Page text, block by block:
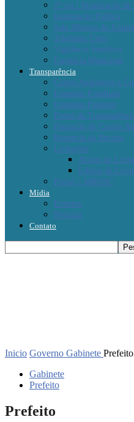
2ª via / Atualização de
Iluminação Pública
Sala Mineira do
Telefones Úteis
Vigilância Sanitária
Farmácia Municipal
Transparência
Custos Auditáveis e
Emendas Estaduais
Emendas Federais
Portal da
Prestação de Contas
Renuncia da Receita
Licitações
Avisos de
Editais de
Portal – MROSC
Mídia
Eventos
Notícias
Contato
Inicio Governo Gabinete Prefeito
Gabinete
Prefeito
Prefeito